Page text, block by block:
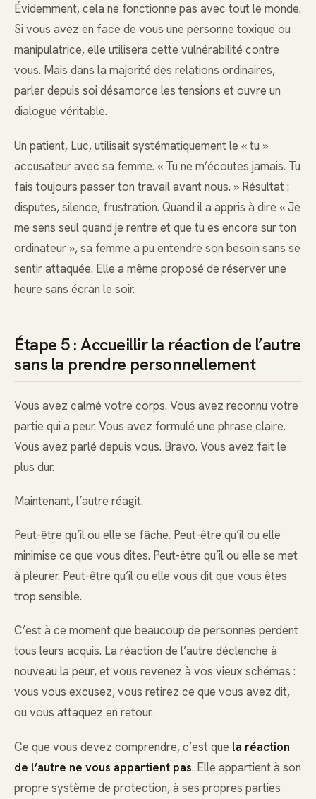
Évidemment, cela ne fonctionne pas avec tout le monde.
Si vous avez en face de vous une personne toxique ou
manipulatrice, elle utilisera cette vulnérabilité contre
vous. Mais dans la majorité des relations ordinaires,
parler depuis soi désamorce les tensions et ouvre un
dialogue véritable.
Un patient, Luc, utilisait systématiquement le « tu »
accusateur avec sa femme. « Tu ne m’écoutes jamais. Tu
fais toujours passer ton travail avant nous. » Résultat :
disputes, silence, frustration. Quand il a appris à dire « Je
me sens seul quand je rentre et que tu es encore sur ton
ordinateur », sa femme a pu entendre son besoin sans se
sentir attaquée. Elle a même proposé de réserver une
heure sans écran le soir.
Étape 5 : Accueillir la réaction de l’autre
sans la prendre personnellement
Vous avez calmé votre corps. Vous avez reconnu votre
partie qui a peur. Vous avez formulé une phrase claire.
Vous avez parlé depuis vous. Bravo. Vous avez fait le
plus dur.
Maintenant, l’autre réagit.
Peut-être qu’il ou elle se fâche. Peut-être qu’il ou elle
minimise ce que vous dites. Peut-être qu’il ou elle se met
à pleurer. Peut-être qu’il ou elle vous dit que vous êtes
trop sensible.
C’est à ce moment que beaucoup de personnes perdent
tous leurs acquis. La réaction de l’autre déclenche à
nouveau la peur, et vous revenez à vos vieux schémas :
vous vous excusez, vous retirez ce que vous avez dit,
ou vous attaquez en retour.
Ce que vous devez comprendre, c’est que la réaction
de l’autre ne vous appartient pas. Elle appartient à son
propre système de protection, à ses propres parties